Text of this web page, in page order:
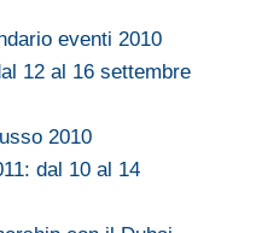
eventi 2010
12 al 16 settembre
2010
dal 10 al 14